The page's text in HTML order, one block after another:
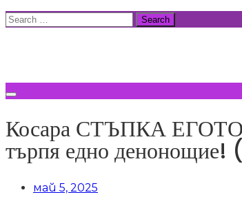
Skip
Search
Косара СТЪПКА ЕГОТО
търпя едно
май 5, 2025